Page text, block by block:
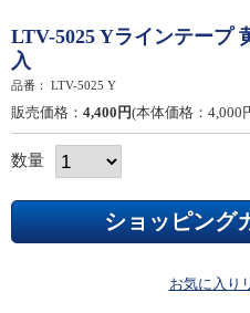
LTV-5025 Yラインテープ
入
品番： LTV-5025 Y
販売価格： 4,400円(本体価格：4,000
数量
お気に入り